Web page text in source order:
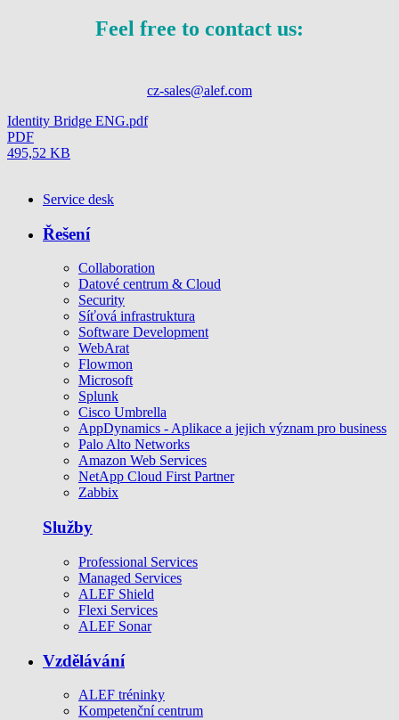
Feel free to contact us:
cz-sales@alef.com
Identity Bridge ENG.pdf
PDF
495,52 KB
Service desk
Řešení
Collaboration
Datové centrum & Cloud
Security
Síťová infrastruktura
Software Development
WebArat
Flowmon
Microsoft
Splunk
Cisco Umbrella
AppDynamics - Aplikace a jejich význam pro business
Palo Alto Networks
Amazon Web Services
NetApp Cloud First Partner
Zabbix
Služby
Professional Services
Managed Services
ALEF Shield
Flexi Services
ALEF Sonar
Vzdělávání
ALEF tréninky
Kompetenční centrum